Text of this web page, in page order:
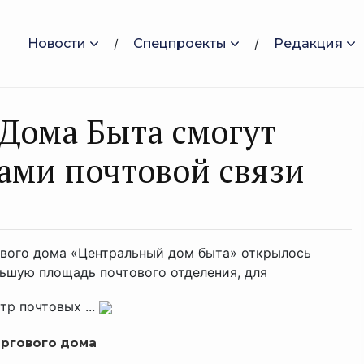
Новости Спецпроекты Редакция
Быта смогут
почтовой связи
дома «Центральный дом быта» открылось
площадь почтового отделения, для
почтовых ...
дома